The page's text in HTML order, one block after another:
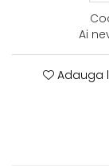
Ai
Adauga